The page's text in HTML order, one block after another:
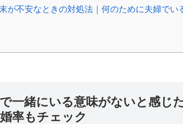
が不安なときの対処法｜何のために夫婦でい
一緒にいる意味がないと感じ
率もチェック